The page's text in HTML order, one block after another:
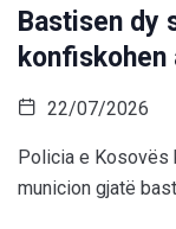
Bastisen dy
konfiskohen
22/07/2026
Policia e Kosovës
municion gjatë